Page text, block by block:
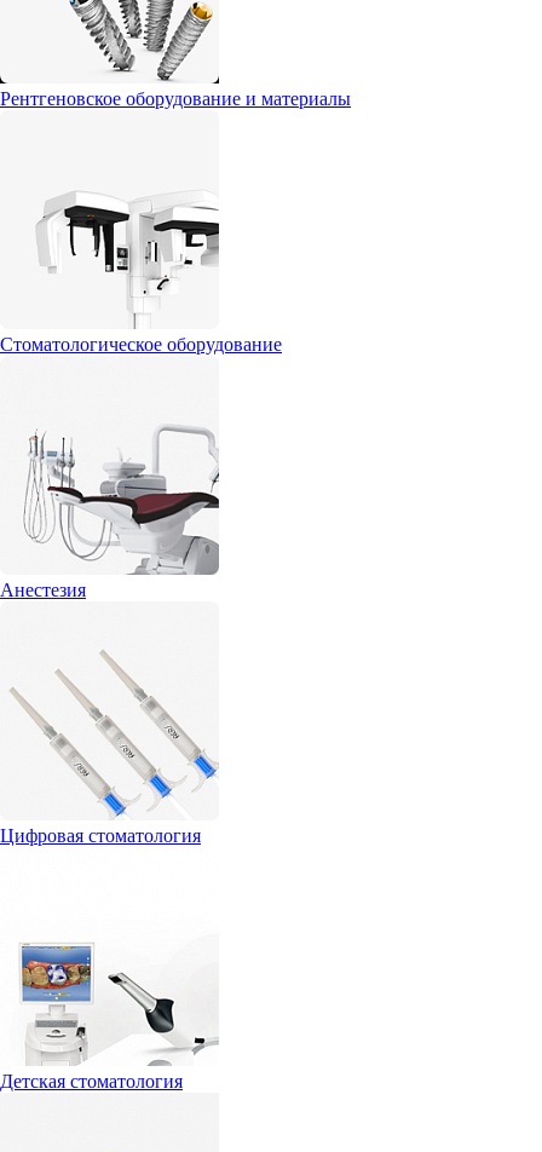
Рентгеновское оборудование и материалы
Стоматологическое оборудование
Анестезия
Цифровая стоматология
Детская стоматология